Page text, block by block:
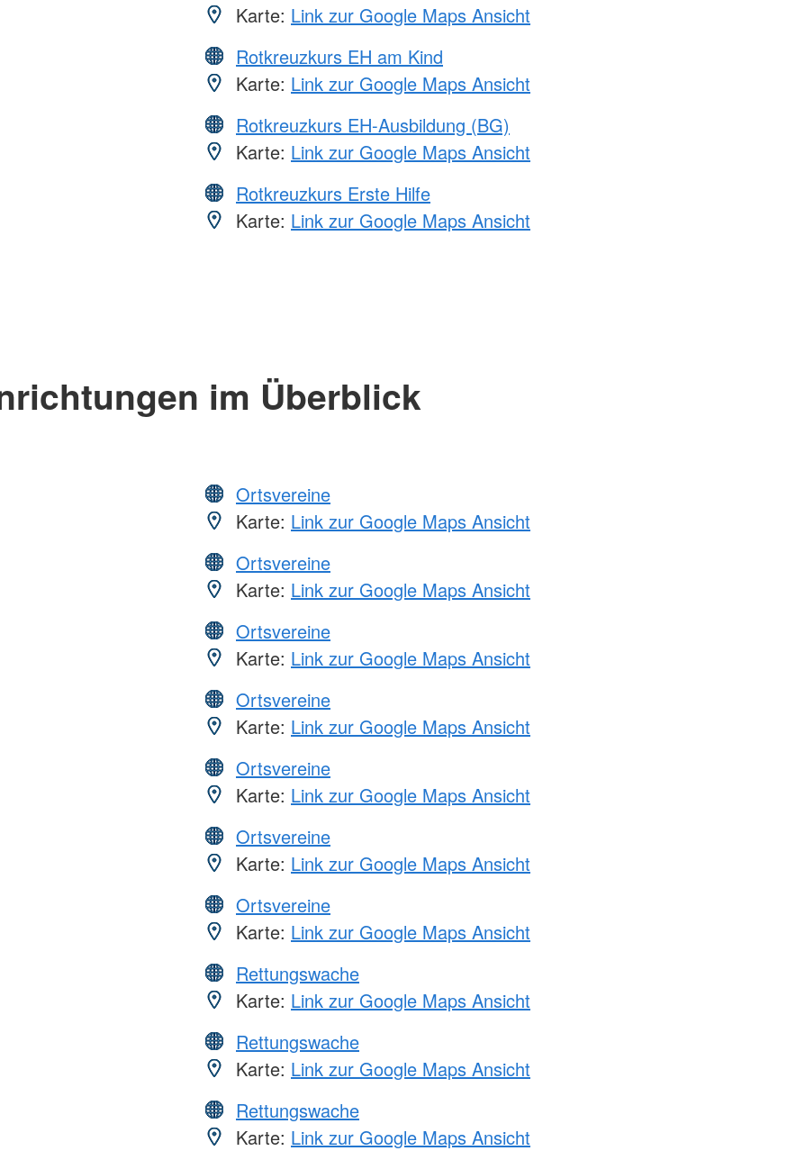
Karte: Link zur Google Maps Ansicht
Rotkreuzkurs EH am Kind
Karte: Link zur Google Maps Ansicht
Rotkreuzkurs EH-Ausbildung (BG)
Karte: Link zur Google Maps Ansicht
Rotkreuzkurs Erste Hilfe
Karte: Link zur Google Maps Ansicht
im Überblick
Ortsvereine
Karte: Link zur Google Maps Ansicht
Ortsvereine
Karte: Link zur Google Maps Ansicht
Ortsvereine
Karte: Link zur Google Maps Ansicht
Ortsvereine
Karte: Link zur Google Maps Ansicht
Ortsvereine
Karte: Link zur Google Maps Ansicht
Ortsvereine
Karte: Link zur Google Maps Ansicht
Ortsvereine
Karte: Link zur Google Maps Ansicht
Rettungswache
Karte: Link zur Google Maps Ansicht
Rettungswache
Karte: Link zur Google Maps Ansicht
Rettungswache
Karte: Link zur Google Maps Ansicht